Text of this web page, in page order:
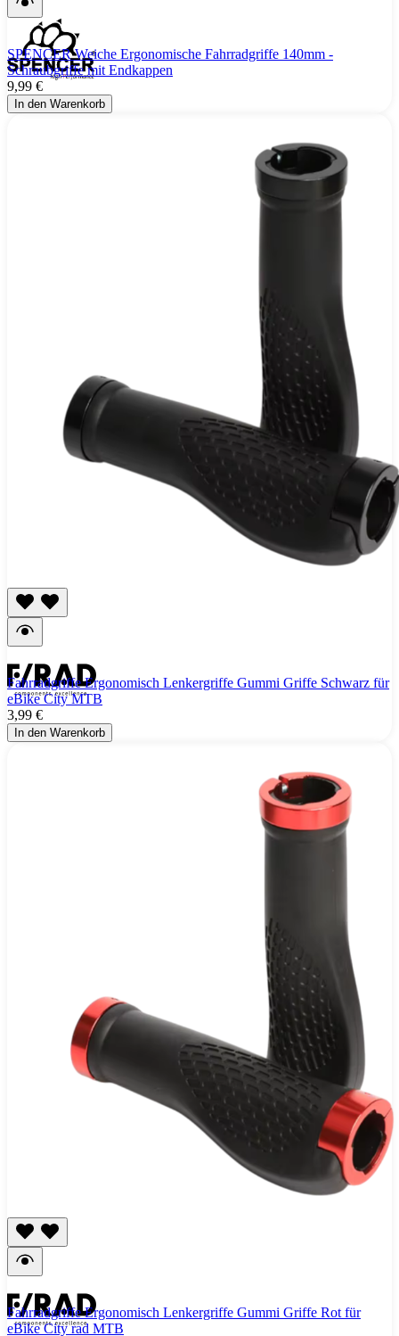
SPENCER Weiche Ergonomische Fahrradgriffe 140mm -
Schraubgriffe mit Endkappen
9,99 €
In den Warenkorb
Fahrradgriffe Ergonomisch Lenkergriffe Gummi Griffe Schwarz für
eBike City MTB
3,99 €
In den Warenkorb
Fahrradgriffe Ergonomisch Lenkergriffe Gummi Griffe Rot für
eBike City rad MTB